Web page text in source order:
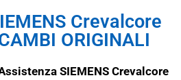
Crevalcore
ORIGINALI
SIEMENS Crevalcore